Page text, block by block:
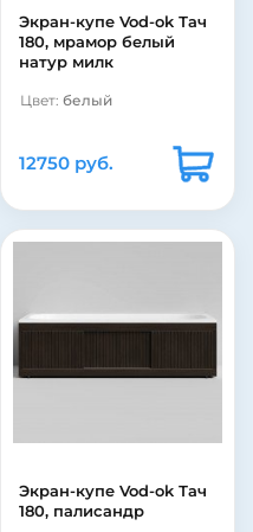
Экран-купе Vod-ok Тач
180, мрамор белый
натур милк
Цвет: белый
12750 руб.
Экран-купе Vod-ok Тач
180, палисандр